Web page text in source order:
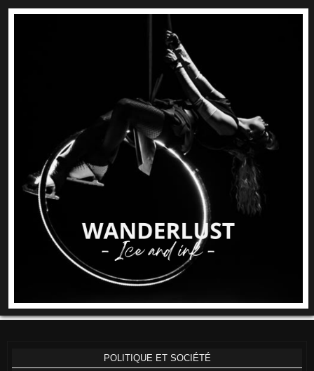
POLITIQUE ET SOCIÉTÉ